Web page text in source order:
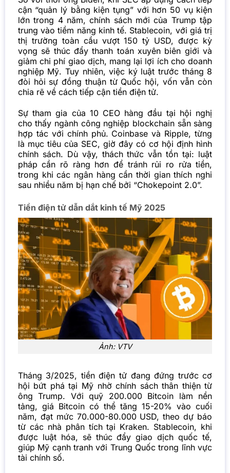
cận “quản lý bằng kiện tụng” với hơn 50 vụ kiện
lớn trong 4 năm, chính sách mới của Trump tập
trung vào tiềm năng kinh tế. Stablecoin, với giá trị
thị trường toàn cầu vượt 150 tỷ USD, được kỳ
vọng sẽ thúc đẩy thanh toán xuyên biên giới và
giảm chi phí giao dịch, mang lại lợi ích cho doanh
nghiệp Mỹ. Tuy nhiên, việc ký luật trước tháng 8
đòi hỏi sự đồng thuận từ Quốc hội, vốn vẫn còn
chia rẽ về cách tiếp cận tiền điện tử.
Sự tham gia của 10 CEO hàng đầu tại hội nghị
cho thấy ngành công nghiệp blockchain sẵn sàng
hợp tác với chính phủ. Coinbase và Ripple, từng
là mục tiêu của SEC, giờ đây có cơ hội định hình
chính sách. Dù vậy, thách thức vẫn tồn tại: luật
pháp cần rõ ràng hơn để tránh rủi ro rửa tiền,
trong khi các ngân hàng cần thời gian thích nghi
sau nhiều năm bị hạn chế bởi “Chokepoint 2.0”.
Tiền điện tử dẫn dắt kinh tế Mỹ 2025
Ảnh: VTV
Tháng 3/2025, tiền điện tử đang đứng trước cơ
hội bứt phá tại Mỹ nhờ chính sách thân thiện từ
ông Trump. Với quỹ 200.000 Bitcoin làm nền
tảng, giá Bitcoin có thể tăng 15-20% vào cuối
năm, đạt mức 70.000-80.000 USD, theo dự báo
từ các nhà phân tích tại Kraken. Stablecoin, khi
được luật hóa, sẽ thúc đẩy giao dịch quốc tế,
giúp Mỹ cạnh tranh với Trung Quốc trong lĩnh vực
tài chính số.